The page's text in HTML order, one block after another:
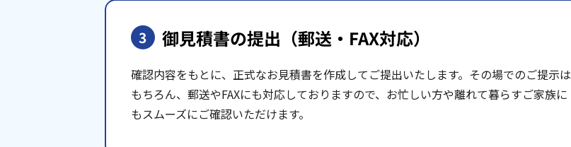
3 御見積書の提出 （郵送・FAX対応）
確認内容をもとに、正式なお見積書を作成してご提出いたします。その場でのご提示は
もちろん、郵送やFAXにも対応しておりますので、お忙しい方や離れて暮らすご家族に
もスムーズにご確認いただけます。